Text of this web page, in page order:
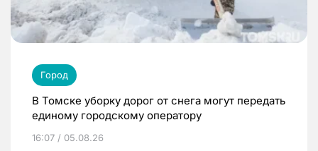
Город
В Томске уборку дорог от снега могут передать
единому городскому оператору
16:07 / 05.08.26